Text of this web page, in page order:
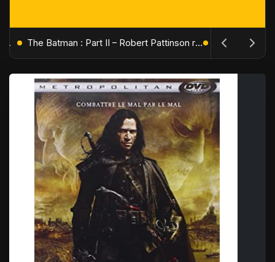
L'Âge de Glace : Le Réveil du Volcan – Manny, Sid et Diego de retour pour une aventure explosive The Batman : Part II – Robert Pattinson replonge dans les ténèbres de Gotham dès octobre 2027